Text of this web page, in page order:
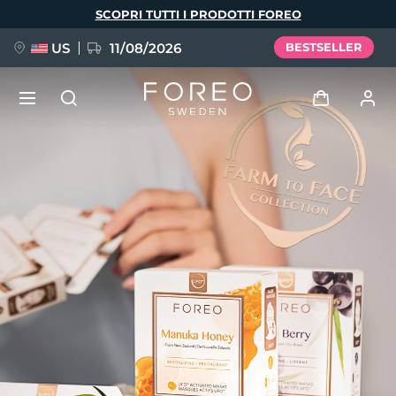
SCOPRI TUTTI I PRODOTTI FOREO
US 11/08/2026 BESTSELLER
Accedi
Profilo utente
I miei dispositivi
I miei ordini
I miei indirizzi
I miei abbonamenti
FAQ™ Pure Beauty-Tech Elixir
BREAKING NEWS
issa™ Teeth Whitening Set
English Deutsch
Español
Français
Italiano
Português
Polski
Svenska
Русский
简体中文 繁體中文